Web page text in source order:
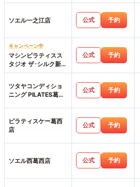
ソエル一之江店 公式 予約
キャンペーン中
マシンピラティスス
タジオ ザ･シルク新浦
安店
公式 予約
ツタヤコンディショ
ニング PILATES葛西
公式 予約
ピラティスケー葛西
店
公式 予約
ソエル西葛西店 公式 予約